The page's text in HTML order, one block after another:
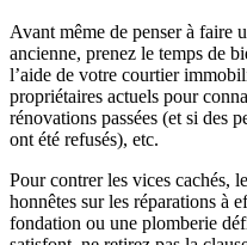
Avant même de penser à faire
ancienne, prenez le temps de
l’aide de votre courtier
propriétaires actuels pour
rénovations passées (et si des
ont été refusés), etc.
Pour contrer les vices cachés,
honnêtes sur les réparations à
fondation ou une plomberie